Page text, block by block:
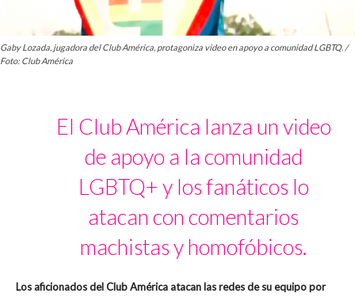
Gaby Lozada, jugadora del Club América, protagoniza video en apoyo a comunidad LGBTQ. /
Foto: Club América
El Club América lanza un video
de apoyo a la comunidad
LGBTQ+ y los fanáticos lo
atacan con comentarios
machistas y homofóbicos.
Los aficionados del Club América atacan las redes de su equipo por